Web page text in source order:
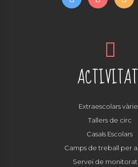
Extraescolars
Tallers de circ
Casals Escolars
Camps de treball per
Servei de